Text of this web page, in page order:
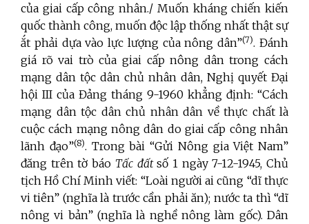
của giai cấp công nhân./ Muốn kháng chiến kiến
quốc thành công, muốn độc lập thống nhất thật sự
ắt phải dựa vào lực lượng của nông dân”(7). Đánh
giá rõ vai trò của giai cấp nông dân trong cách
mạng dân tộc dân chủ nhân dân, Nghị quyết Đại
hội III của Đảng tháng 9-1960 khẳng định: “Cách
mạng dân tộc dân chủ nhân dân về thực chất là
cuộc cách mạng nông dân do giai cấp công nhân
lãnh đạo”(8). Trong bài “Gửi Nông gia Việt Nam”
đăng trên tờ báo Tấc đấtsố 1 ngày 7-12-1945, Chủ
tịch Hồ Chí Minh viết: “Loài người ai cũng “dĩ thực
vi tiên” (nghĩa là trước cần phải ăn); nước ta thì “dĩ
nông vi bản” (nghĩa là nghề nông làm gốc). Dân